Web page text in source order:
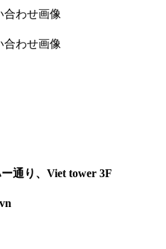
通り、Viet tower 3F